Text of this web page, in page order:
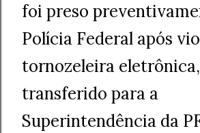
foi preso
Polícia Federal após
tornozeleira
transferido para a
Superintendência da